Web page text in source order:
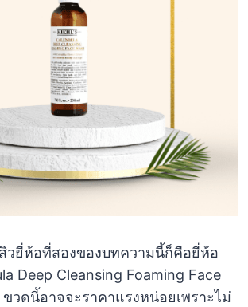
วยี่ห้อที่สองของบทความนี้ก็คือยี่ห้อ
Deep Cleansing Foaming Face
ขวดนี้อาจจะราคาแรงหน่อยเพราะไม่